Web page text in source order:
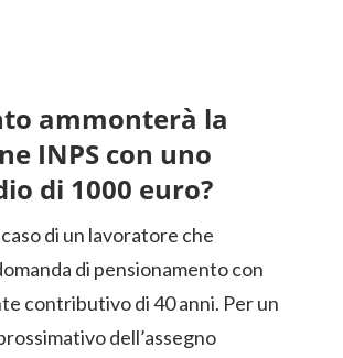
ammonterà la
INPS con uno
di 1000 euro?
di un lavoratore che
di pensionamento con
contributivo di 40 anni. Per un
dell’assegno